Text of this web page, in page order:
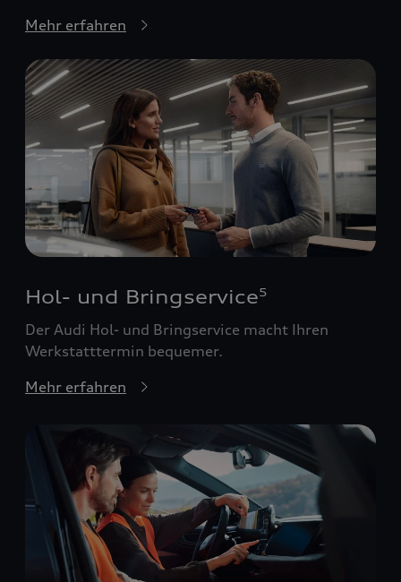
Mehr erfahren
Hol- und Bringservice5
Der Audi Hol- und Bringservice macht Ihren
Werkstatttermin bequemer.
Mehr erfahren